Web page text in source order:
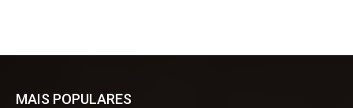
MAIS POPULARES